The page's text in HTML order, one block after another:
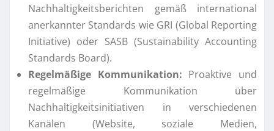
Nachhaltigkeitsberichten gemäß international
anerkannter Standards wie GRI (Global Reporting
Initiative) oder SASB (Sustainability Accounting
Standards Board).
Regelmäßige Kommunikation: Proaktive und
regelmäßige Kommunikation über
Nachhaltigkeitsinitiativen in verschiedenen
Kanälen (Website, soziale Medien,